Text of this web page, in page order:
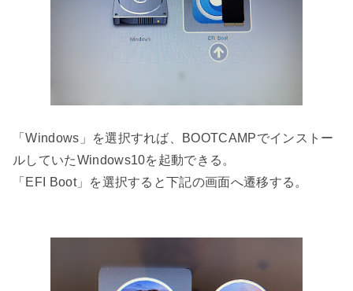
「Windows」を選択すれば、BOOTCAMPでインストー
ルしていたWindows10を起動できる。
「EFI Boot」を選択すると下記の画面へ遷移する。